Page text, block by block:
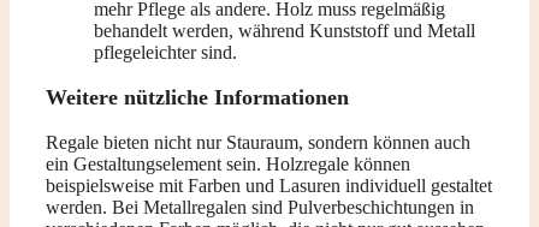
mehr Pflege als andere. Holz muss regelmäßig
behandelt werden, während Kunststoff und Metall
pflegeleichter sind.
Weitere nützliche Informationen
Regale bieten nicht nur Stauraum, sondern können auch
ein Gestaltungselement sein. Holzregale können
beispielsweise mit Farben und Lasuren individuell gestaltet
werden. Bei Metallregalen sind Pulverbeschichtungen in